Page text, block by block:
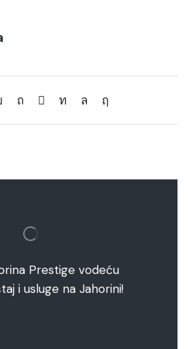
Prestige vodeću
i usluge na Jahorini!